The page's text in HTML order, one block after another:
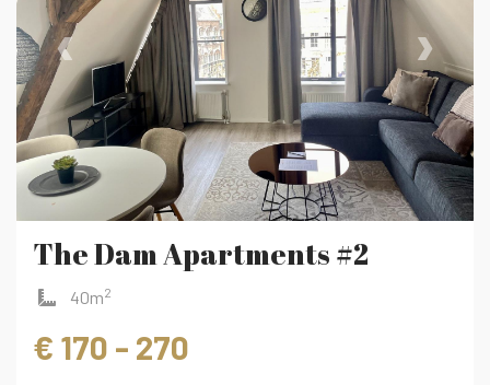
‹ ›
The Dam Apartments #2
40m2
€ 170 - 270